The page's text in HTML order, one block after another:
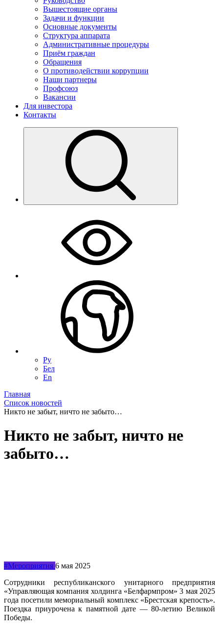
Вышестоящие органы
Задачи и функции
Основные документы
Структура аппарата
Административные процедуры
Приём граждан
Обращения
О противодействии коррупции
Наши партнеры
Профсоюз
Вакансии
Для инвестора
Контакты
Ру
Бел
En
Главная
Список новостей
Никто не забыт, ничто не забыто…
Никто не забыт, ничто не
забыто…
#Мероприятия 6 мая 2025
Сотрудники республиканского унитарного предприятия
«Управляющая компания холдинга «Белфармпром» 3 мая 2025
года посетили мемориальный комплекс «Брестская крепость».
Поездка приурочена к памятной дате — 80-летию Великой
Победы.